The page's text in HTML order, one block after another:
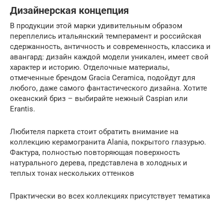
Дизайнерская концепция
В продукции этой марки удивительным образом
переплелись итальянский темперамент и российская
сдержанность, античность и современность, классика и
авангард: дизайн каждой модели уникален, имеет свой
характер и историю. Отделочные материалы,
отмеченные брендом Gracia Ceramica, подойдут для
любого, даже самого фантастического дизайна. Хотите
океанский бриз – выбирайте нежный Caspian или
Erantis.
Любителя паркета стоит обратить внимание на
коллекцию керамогранита Alania, покрытого глазурью.
Фактура, полностью повторяющая поверхность
натурального дерева, представлена в холодных и
теплых тонах нескольких оттенков
Практически во всех коллекциях присутствует тематика